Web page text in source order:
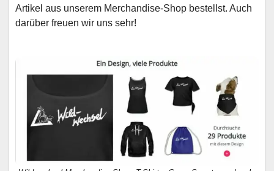
Artikel aus unserem Merchandise-Shop bestellst. Auch
darüber freuen wir uns sehr!